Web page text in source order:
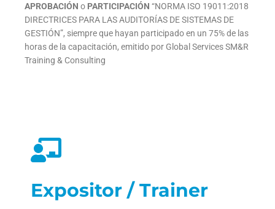
APROBACIÓN o PARTICIPACIÓN “NORMA ISO 19011:2018
DIRECTRICES PARA LAS AUDITORÍAS DE SISTEMAS DE
GESTIÓN”, siempre que hayan participado en un 75% de las
horas de la capacitación, emitido por Global Services SM&R
Training & Consulting
Expositor / Trainer